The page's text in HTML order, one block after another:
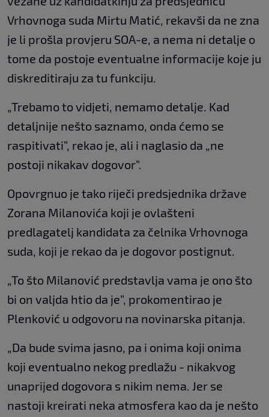
Vrhovnoga suda Mirtu Matić, rekavši da ne zna
je li prošla provjeru SOA-e, a nema ni detalje o
tome da postoje eventualne informacije koje ju
diskreditiraju za tu funkciju.
„Trebamo to vidjeti, nemamo detalje. Kad
detaljnije nešto saznamo, onda ćemo se
raspitivati”, rekao je, ali i naglasio da „ne
postoji nikakav dogovor”.
Opovrgnuo je tako riječi predsjednika države
Zorana Milanovića koji je ovlašteni
predlagatelj kandidata za čelnika Vrhovnoga
suda, koji je rekao da je dogovor postignut.
„To što Milanović predstavlja vama je ono što
bi on valjda htio da je”, prokomentirao je
Plenković u odgovoru na novinarska pitanja.
„Da bude svima jasno, pa i onima koji onima
koji eventualno nekog predlažu - nikakvog
unaprijed dogovora s nikim nema. Jer se
nastoji kreirati neka atmosfera kao da je nešto